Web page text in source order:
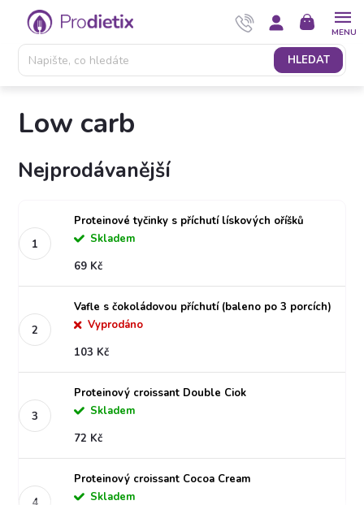
Přejít
obsah
HLEDAT
NÁKUPNÍ
KOŠÍK
Low carb
Nejprodávanější
Proteinové tyčinky s příchutí lískových oříšků
Skladem
69 Kč
Vafle s čokoládovou příchutí (baleno po 3 porcích)
Vyprodáno
103 Kč
Proteinový croissant Double Ciok
Skladem
72 Kč
Proteinový croissant Cocoa Cream
Skladem